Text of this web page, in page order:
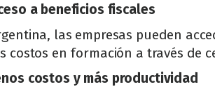
a beneficios fiscales
las empresas pueden
costos en formación a través de
costos y más productividad